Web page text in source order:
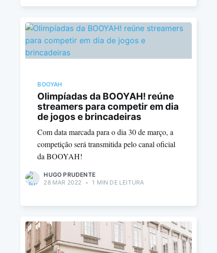
BOOYAH
Olimpíadas da BOOYAH! reúne
streamers para competir em dia
de jogos e brincadeiras
Com data marcada para o dia 30 de março, a
competição será transmitida pelo canal oficial
da BOOYAH!
HUGO PRUDENTE
28 MAR 2022
• 1 MIN DE LEITURA